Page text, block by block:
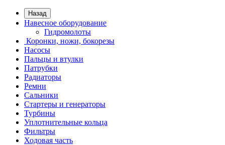
Назад
Навесное оборудование
Гидромолоты
Коронки, ножи, бокорезы
Насосы
Пальцы и втулки
Патрубки
Радиаторы
Ремни
Сальники
Стартеры и генераторы
Турбины
Уплотнительные кольца
Фильтры
Ходовая часть